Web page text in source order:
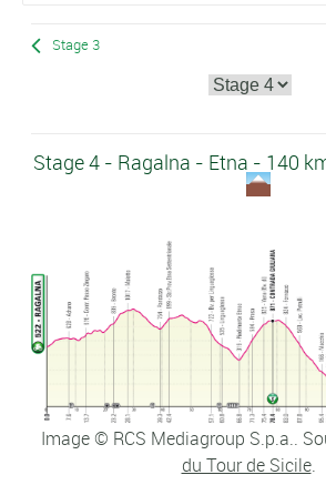
Stage 3
Stage 4 - Ragalna - Etna - 140
Image © RCS Mediagroup S.p.a..
du Tour de Sicile.